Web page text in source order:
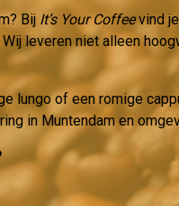
Bij It’s Your Coffeevind
leveren niet alleen
lungo of een romige
in Muntendam en